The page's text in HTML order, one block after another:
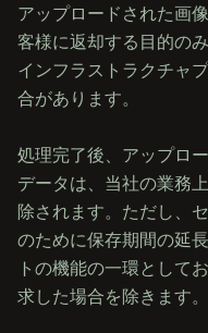
アップロードされた画
客様に返却する目的の
インフラストラクチャ
合があります。
処理完了後、アップロ
データは、当社の業務
除されます。ただし、
のために保存期間の延
トの機能の一環として